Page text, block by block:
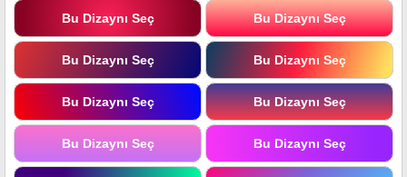
Bu Dizaynı Seç Bu Dizaynı Seç
Bu Dizaynı Seç Bu Dizaynı Seç
Bu Dizaynı Seç Bu Dizaynı Seç
Bu Dizaynı Seç Bu Dizaynı Seç